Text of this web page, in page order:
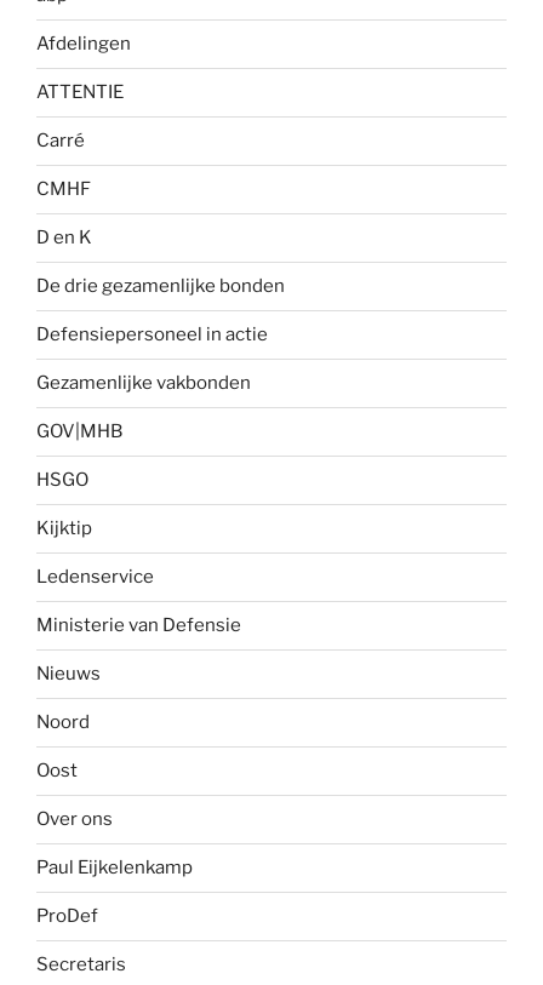
Afdelingen
ATTENTIE
Carré
CMHF
D en K
De drie gezamenlijke bonden
Defensiepersoneel in actie
Gezamenlijke vakbonden
GOV|MHB
HSGO
Kijktip
Ledenservice
Ministerie van Defensie
Nieuws
Noord
Oost
Over ons
Paul Eijkelenkamp
ProDef
Secretaris